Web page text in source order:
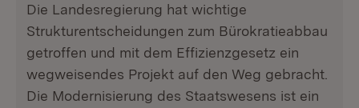
Die Landesregierung hat wichtige
Strukturentscheidungen zum Bürokratieabbau
getroffen und mit dem Effizienzgesetz ein
wegweisendes Projekt auf den Weg gebracht.
Die Modernisierung des Staatswesens ist ein